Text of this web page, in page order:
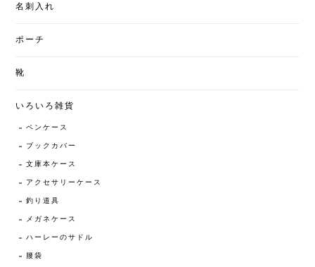
名刺入れ
ポーチ
靴
いろいろ雑貨
ペンケース
ブックカバー
文庫本ケース
アクセサリーケース
釣り道具
メガネケース
ハーレーのサドル
腰袋